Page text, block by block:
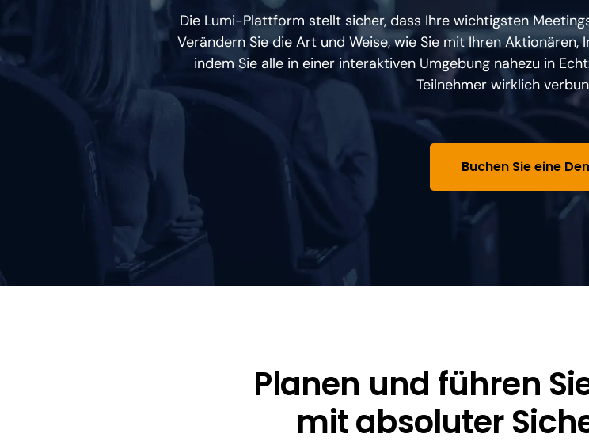
Die Lumi-Plattform stellt sicher, dass Ihre wichtigsten
Verändern Sie die Art und Weise, wie Sie mit Ihren
indem Sie alle in einer interaktiven Umgebung nahezu in
Teilnehmer wirklich
Buchen Sie eine
Planen und führen
mit absoluter